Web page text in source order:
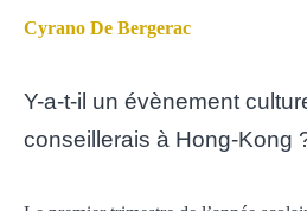
Cyrano De Bergerac
Y-a-t-il un évènement
conseillerais à Hong-Kong